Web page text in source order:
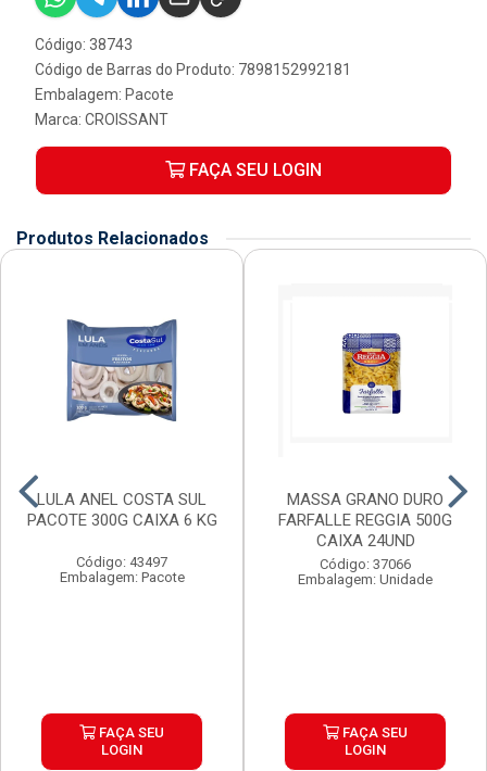
Código: 38743
Código de Barras do Produto: 7898152992181
Embalagem: Pacote
Marca: CROISSANT
FAÇA SEU LOGIN
Produtos Relacionados
LULA ANEL COSTA SUL
PACOTE 300G CAIXA 6 KG
Código: 43497
Embalagem: Pacote
FAÇA SEU
LOGIN
MASSA GRANO DURO
FARFALLE REGGIA 500G
CAIXA 24UND
Código: 37066
Embalagem: Unidade
FAÇA SEU
LOGIN